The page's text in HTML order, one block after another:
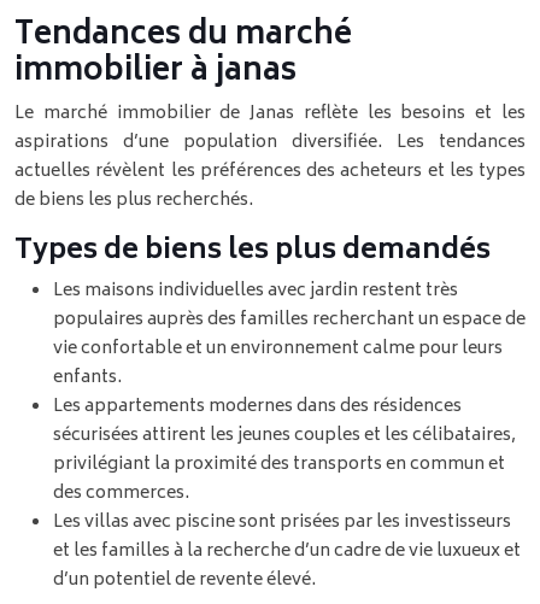
Tendances du marché
immobilier à janas
Le marché immobilier de Janas reflète les besoins et les
aspirations d’une population diversifiée. Les tendances
actuelles révèlent les préférences des acheteurs et les types
de biens les plus recherchés.
Types de biens les plus demandés
Les maisons individuelles avec jardin restent très
populaires auprès des familles recherchant un espace de
vie confortable et un environnement calme pour leurs
enfants.
Les appartements modernes dans des résidences
sécurisées attirent les jeunes couples et les célibataires,
privilégiant la proximité des transports en commun et
des commerces.
Les villas avec piscine sont prisées par les investisseurs
et les familles à la recherche d’un cadre de vie luxueux et
d’un potentiel de revente élevé.